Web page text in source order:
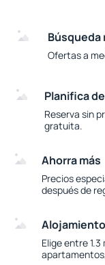
Búsqueda
Ofertas a
Planifica
Reserva sin
gratuita.
Ahorra más
Precios
después de
Elige entre